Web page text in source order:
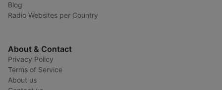
Blog
Radio Websites per Country
About & Contact
Privacy Policy
Terms of Service
About us